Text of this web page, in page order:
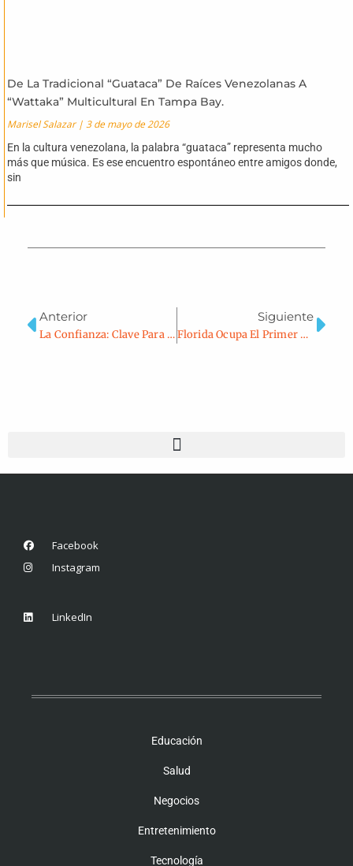
De La Tradicional “Guataca” De Raíces Venezolanas A
“Wattaka” Multicultural En Tampa Bay.
Marisel Salazar 3 de mayo de 2026
En la cultura venezolana, la palabra “guataca” representa mucho
más que música. Es ese encuentro espontáneo entre amigos donde,
sin
Anterior
La Confianza: Clave Para El Liderazgo Efectivo
Siguiente
Florida Ocupa El Primer Lugar En Libertad Educativa Por Tercer Año Consecutivo
Facebook
Instagram
LinkedIn
Educación
Salud
Negocios
Entretenimiento
Tecnología